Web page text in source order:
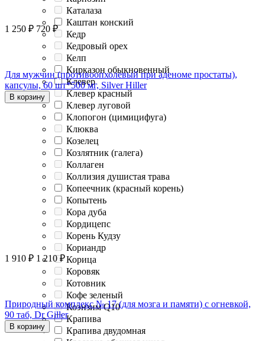
Каталаза
Каштан конский
Кедр
Кедровый орех
Келп
Кирказон обыкновенный
Клевер
Клевер красный
Клевер луговой
Клопогон (цимицифуга)
Клюква
Козелец
Козлятник (галега)
Коллаген
Коллизия душистая трава
Копеечник (красный корень)
Копытень
Кора дуба
Кордицепс
Корень Кудзу
Кориандр
Корица
Коровяк
Котовник
Кофе зеленый
Коэнзим Q10
Крапива
Крапива двудомная
1 250 ₽ 720 ₽
Для мужчин (противоопхолевый при аденоме простаты),
капсулы, 60 шт*500 мг, Silver Hiller
В корзину
1 910 ₽ 1 210 ₽
Природный комплекс № 17 (для мозга и памяти) с огневкой,
90 таб, Dr Giller
В корзину